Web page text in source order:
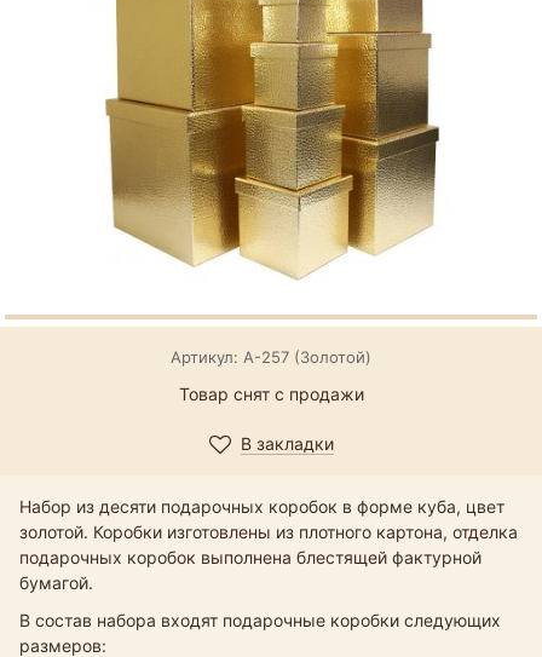
Артикул: А-257 (Золотой)
Товар снят с продажи
В закладки
Набор из десяти подарочных коробок в форме куба, цвет
золотой. Коробки изготовлены из плотного картона, отделка
подарочных коробок выполнена блестящей фактурной
бумагой.
В состав набора входят подарочные коробки следующих
размеров: